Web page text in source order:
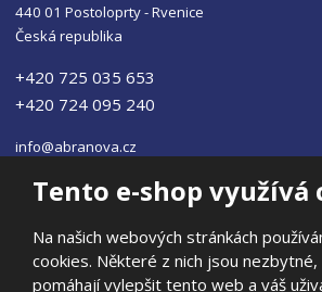
Tento e-shop využívá
Na našich webových stránkách
cookies. Některé z nich jsou
pomáhají vylepšit tento web a váš
440 01 Postoloprty - Rvenice
Česká republika
+420 725 035 653
+420 724 095 240
info@abranova.cz
© 2026, ABRANOVA s.r.o